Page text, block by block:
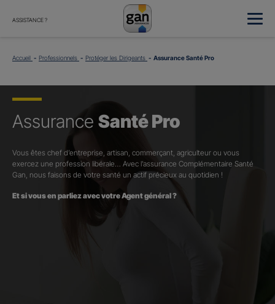
ASSISTANCE ?
Accueil Professionnels Protéger les Dirigeants Assurance Santé Pro
Assurance Santé Pro
Vous êtes chef d’entreprise, artisan, commerçant, agriculteur ou vous
exercez une profession libérale… Avec l’assurance Complémentaire Santé
Gan, nous faisons de votre santé un actif précieux au quotidien !
Et si vous en parliez avec votre Agent général ?